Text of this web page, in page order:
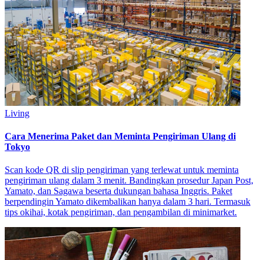
Living
Cara Menerima Paket dan Meminta Pengiriman Ulang di
Tokyo
Scan kode QR di slip pengiriman yang terlewat untuk meminta
pengiriman ulang dalam 3 menit. Bandingkan prosedur Japan Post,
Yamato, dan Sagawa beserta dukungan bahasa Inggris. Paket
berpendingin Yamato dikembalikan hanya dalam 3 hari. Termasuk
tips okihai, kotak pengiriman, dan pengambilan di minimarket.